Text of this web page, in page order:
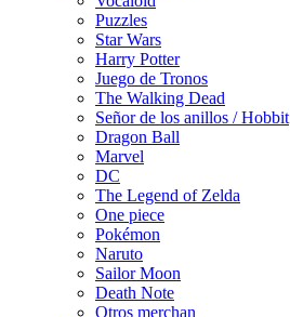
Puzzles
Star Wars
Harry Potter
Juego de Tronos
The Walking Dead
Señor de los anillos / Hobbit
Dragon Ball
Marvel
DC
The Legend of Zelda
One piece
Pokémon
Naruto
Sailor Moon
Death Note
Otros merchan